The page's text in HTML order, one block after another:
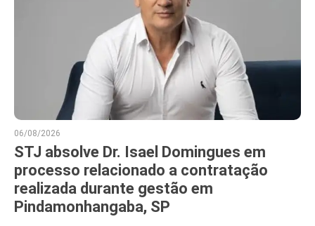
06/08/2026
STJ absolve Dr. Isael Domingues em
processo relacionado a contratação
realizada durante gestão em
Pindamonhangaba, SP